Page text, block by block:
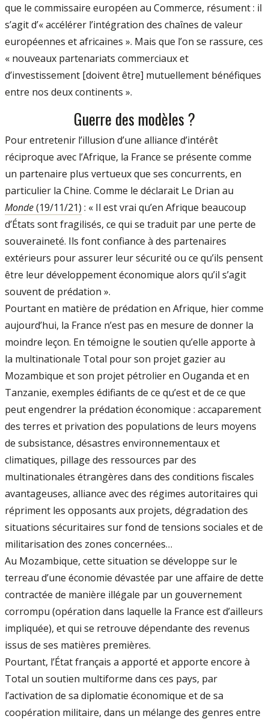
que le commissaire européen au Commerce, résument : il
s’agit d’« accélérer l’intégration des chaînes de valeur
européennes et africaines ». Mais que l’on se rassure, ces
« nouveaux partenariats commerciaux et
d’investissement [doivent être] mutuellement bénéfiques
entre nos deux continents ».
Guerre des modèles ?
Pour entretenir l’illusion d’une alliance d’intérêt
réciproque avec l’Afrique, la France se présente comme
un partenaire plus vertueux que ses concurrents, en
particulier la Chine. Comme le déclarait Le Drian au
Monde(19/11/21) : « Il est vrai qu’en Afrique beaucoup
d’États sont fragilisés, ce qui se traduit par une perte de
souveraineté. Ils font confiance à des partenaires
extérieurs pour assurer leur sécurité ou ce qu’ils pensent
être leur développement économique alors qu’il s’agit
souvent de prédation ».
Pourtant en matière de prédation en Afrique, hier comme
aujourd’hui, la France n’est pas en mesure de donner la
moindre leçon. En témoigne le soutien qu’elle apporte à
la multinationale Total pour son projet gazier au
Mozambique et son projet pétrolier en Ouganda et en
Tanzanie, exemples édifiants de ce qu’est et de ce que
peut engendrer la prédation économique : accaparement
des terres et privation des populations de leurs moyens
de subsistance, désastres environnementaux et
climatiques, pillage des ressources par des
multinationales étrangères dans des conditions fiscales
avantageuses, alliance avec des régimes autoritaires qui
répriment les opposants aux projets, dégradation des
situations sécuritaires sur fond de tensions sociales et de
militarisation des zones concernées…
Au Mozambique, cette situation se développe sur le
terreau d’une économie dévastée par une affaire de dette
contractée de manière illégale par un gouvernement
corrompu (opération dans laquelle la France est d’ailleurs
impliquée), et qui se retrouve dépendante des revenus
issus de ses matières premières.
Pourtant, l’État français a apporté et apporte encore à
Total un soutien multiforme dans ces pays, par
l’activation de sa diplomatie économique et de sa
coopération militaire, dans un mélange des genres entre